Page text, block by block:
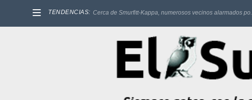
TENDENCIAS: Cerca de Smurfitt-Kappa, numerosos vecinos alarmados po...